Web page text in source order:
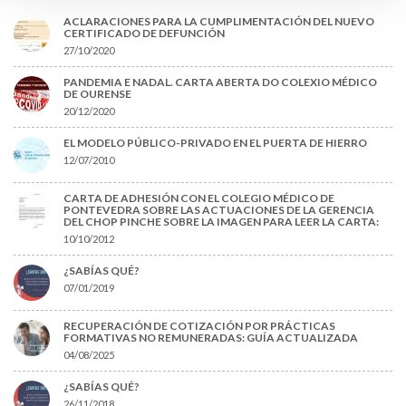
ACLARACIONES PARA LA CUMPLIMENTACIÓN DEL NUEVO
CERTIFICADO DE DEFUNCIÓN
27/10/2020
PANDEMIA E NADAL. CARTA ABERTA DO COLEXIO MÉDICO
DE OURENSE
20/12/2020
EL MODELO PÚBLICO-PRIVADO EN EL PUERTA DE HIERRO
12/07/2010
CARTA DE ADHESIÓN CON EL COLEGIO MÉDICO DE
PONTEVEDRA SOBRE LAS ACTUACIONES DE LA GERENCIA
DEL CHOP PINCHE SOBRE LA IMAGEN PARA LEER LA CARTA:
10/10/2012
¿SABÍAS QUÉ?
07/01/2019
RECUPERACIÓN DE COTIZACIÓN POR PRÁCTICAS
FORMATIVAS NO REMUNERADAS: GUÍA ACTUALIZADA
04/08/2025
¿SABÍAS QUÉ?
26/11/2018